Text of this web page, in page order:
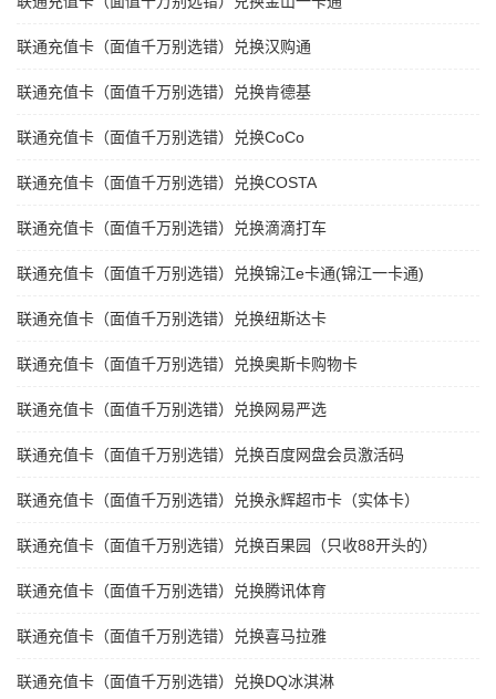
联通充值卡（面值千万别选错）兑换汉购通
联通充值卡（面值千万别选错）兑换肯德基
联通充值卡（面值千万别选错）兑换CoCo
联通充值卡（面值千万别选错）兑换COSTA
联通充值卡（面值千万别选错）兑换滴滴打车
联通充值卡（面值千万别选错）兑换锦江e卡通(锦江一卡通)
联通充值卡（面值千万别选错）兑换纽斯达卡
联通充值卡（面值千万别选错）兑换奥斯卡购物卡
联通充值卡（面值千万别选错）兑换网易严选
联通充值卡（面值千万别选错）兑换百度网盘会员激活码
联通充值卡（面值千万别选错）兑换永辉超市卡（实体卡）
联通充值卡（面值千万别选错）兑换百果园（只收88开头的）
联通充值卡（面值千万别选错）兑换腾讯体育
联通充值卡（面值千万别选错）兑换喜马拉雅
联通充值卡（面值千万别选错）兑换DQ冰淇淋